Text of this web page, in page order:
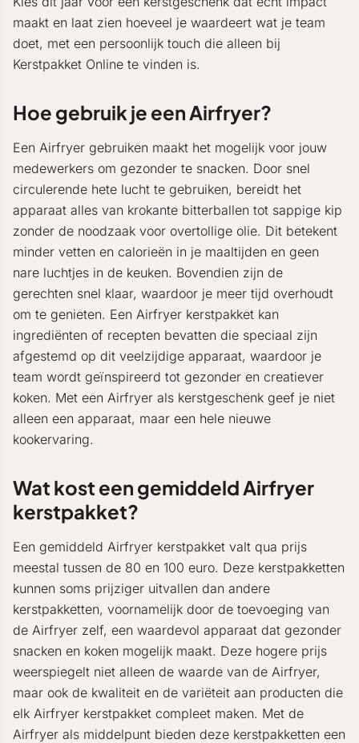
maakt en laat zien hoeveel je waardeert wat je team
doet, met een persoonlijk touch die alleen bij
Kerstpakket Online te vinden is.
Hoe gebruik je een Airfryer?
Een Airfryer gebruiken maakt het mogelijk voor jouw
medewerkers om gezonder te snacken. Door snel
circulerende hete lucht te gebruiken, bereidt het
apparaat alles van krokante bitterballen tot sappige kip
zonder de noodzaak voor overtollige olie. Dit betekent
minder vetten en calorieën in je maaltijden en geen
nare luchtjes in de keuken. Bovendien zijn de
gerechten snel klaar, waardoor je meer tijd overhoudt
om te genieten. Een Airfryer kerstpakket kan
ingrediënten of recepten bevatten die speciaal zijn
afgestemd op dit veelzijdige apparaat, waardoor je
team wordt geïnspireerd tot gezonder en creatiever
koken. Met een Airfryer als kerstgeschenk geef je niet
alleen een apparaat, maar een hele nieuwe
kookervaring.
Wat kost een gemiddeld Airfryer
kerstpakket?
Een gemiddeld Airfryer kerstpakket valt qua prijs
meestal tussen de 80 en 100 euro. Deze kerstpakketten
kunnen soms prijziger uitvallen dan andere
kerstpakketten, voornamelijk door de toevoeging van
de Airfryer zelf, een waardevol apparaat dat gezonder
snacken en koken mogelijk maakt. Deze hogere prijs
weerspiegelt niet alleen de waarde van de Airfryer,
maar ook de kwaliteit en de variëteit aan producten die
elk Airfryer kerstpakket compleet maken. Met de
Airfryer als middelpunt bieden deze kerstpakketten een